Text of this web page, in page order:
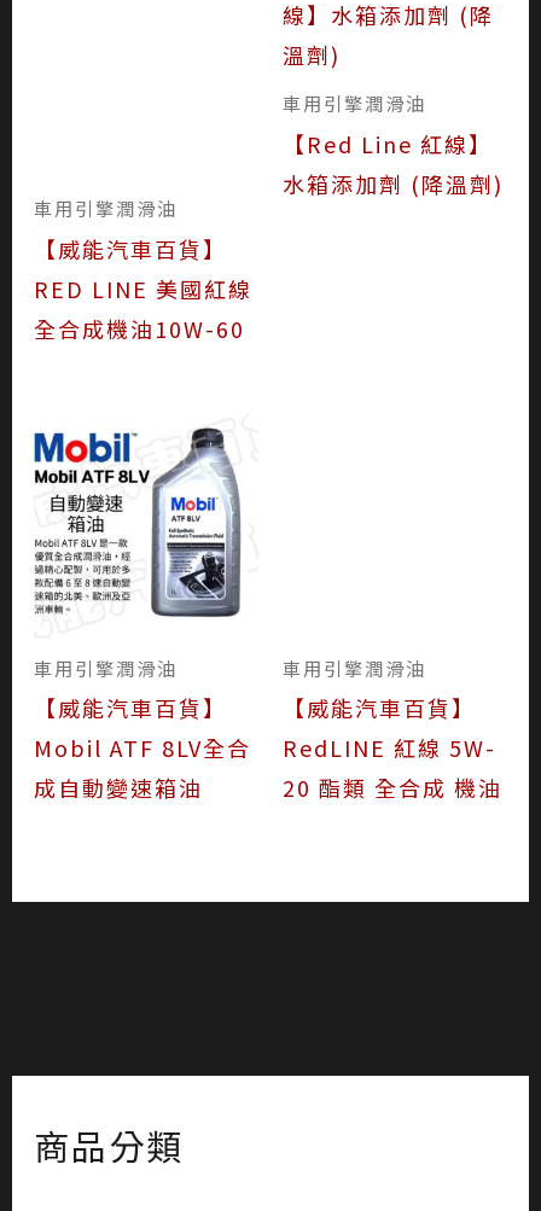
商品分類
車用引擎潤滑油
【威能汽車百貨】
RED LINE 美國紅線
全合成機油10W-60
車用引擎潤滑油
【Red Line 紅線】
水箱添加劑 (降溫劑)
車用引擎潤滑油
【威能汽車百貨】
Mobil ATF 8LV全合
成自動變速箱油
車用引擎潤滑油
【威能汽車百貨】
RedLINE 紅線 5W-
20 酯類 全合成 機油